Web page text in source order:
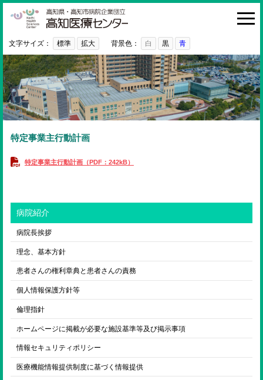
HOME
診療科・部門
外来
入院・お見舞い
病院紹介
医療関係者の方へ
利用ガイド
採用情報
ご意見・ご要望
ENGLISH
文字サイズ： 標準 拡大 背景色： 白 黒 青
特定事業主行動計画
特定事業主行動計画（PDF：242kB）
病院紹介
病院長挨拶
理念、基本方針
患者さんの権利章典と患者さんの責務
個人情報保護方針等
倫理指針
ホームページに掲載が必要な施設基準等及び掲示事項
情報セキュリティポリシー
医療機能情報提供制度に基づく情報提供